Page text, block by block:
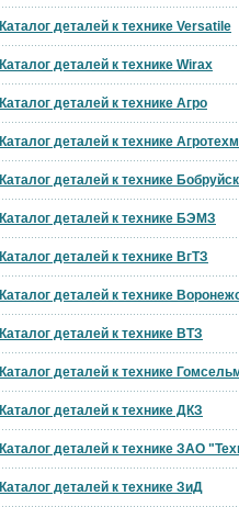
Каталог деталей к технике Versatile
Каталог деталей к технике Wirax
Каталог деталей к технике Агро
Каталог деталей к технике
Каталог деталей к технике
Каталог деталей к технике БЭМЗ
Каталог деталей к технике ВгТЗ
Каталог деталей к технике
Каталог деталей к технике ВТЗ
Каталог деталей к технике
Каталог деталей к технике ДКЗ
Каталог деталей к технике ЗАО
Каталог деталей к технике ЗиД